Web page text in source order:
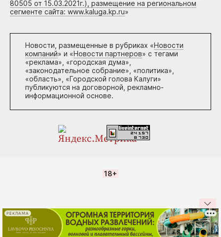
80505 от 15.03.2021г.), размещение на региональном
сегменте сайта: www.kaluga.kp.ru»
Новости, размещенные в рубриках «Новости
компаний» и «Новости партнеров» с тегами
«реклама», «городская дума»,
«законодательное собрание», «политика»,
«область», «Городской голова Калуги»
публикуются на договорной, рекламно-
информационной основе.
18+
РЕКЛАМА